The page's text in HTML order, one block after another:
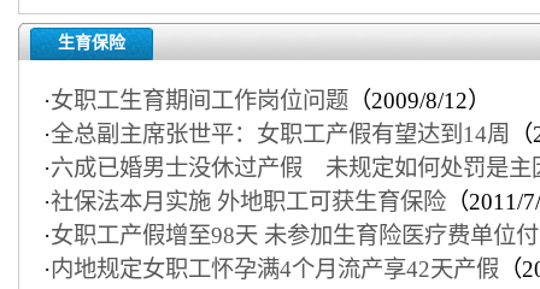
生育保险
·女职工生育期间工作岗位问题（2009/8/12）
·全总副主席张世平：女职工产假有望达到14周
·六成已婚男士没休过产假 未规定如何处罚是主
·社保法本月实施 外地职工可获生育保险（2011/
·女职工产假增至98天 未参加生育险医疗费单位付
·内地规定女职工怀孕满4个月流产享42天产假 （